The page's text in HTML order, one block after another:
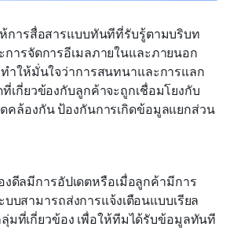
การสื่อสารแบบทันทีที่รับรู้ตามบริบท
ารจัดการอีเมลภายในและภายนอก
ทำให้มั่นใจว่าการสนทนาและการแลก
เกี่ยวข้องกับลูกค้าจะถูกเชื่อมโยงกับ
คล้องกัน ป้องกันการเกิดข้อมูลแยกส่วน
งดีลมีการอัปเดตหรือเมื่อลูกค้ามีการ
บบสามารถส่งการแจ้งเตือนแบบเรียล
มที่เกี่ยวข้อง เพื่อให้ทีมได้รับข้อมูลทันที